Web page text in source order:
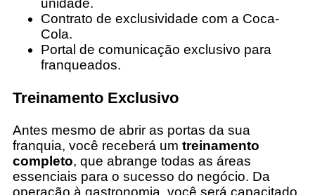
unidade.
Contrato de exclusividade com a Coca-
Cola.
Portal de comunicação exclusivo para
franqueados.
Treinamento Exclusivo
Antes mesmo de abrir as portas da sua
franquia, você receberá um treinamento
completo, que abrange todas as áreas
essenciais para o sucesso do negócio. Da
operação à gastronomia, você será capacitado